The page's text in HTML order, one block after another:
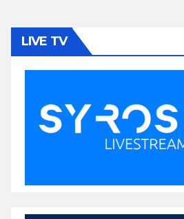
LIVE TV